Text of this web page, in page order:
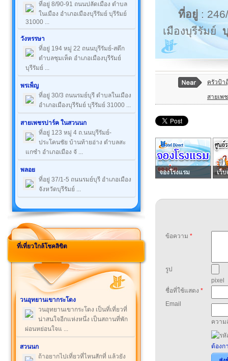
ที่อยู่ 8/90-91 ถนนปลัดเมือง ตำบล
ในเมือง อำเภอเมืองบุรีรัมย์ บุรีรัมย์
31000 ...
วังหรรษา
ที่อยู่ 194 หมู่ 22 ถนนบุรีรัมย์-สตึก
ตำบลชุมเห็ด อำเภอเมืองบุรีรัมย์
บุรีรัมย์ ...
พรเพ็ญ
ที่อยู่ 30/3 ถนนรมย์บุรี ตำบลในเมือง
อำเภอเมืองบุรีรัมย์ บุรีรัมย์ 31000 ...
สายเพชรปาร์ค ในสวนนก
ที่อยู่ 123 หมู่ 4 ถ.นนบุรีรัมย์-
ประโคนชัย บ้านท้ายอ่าง ตำบลสะ
แกซำ อำเภอเมือง จั ...
พลอย
ที่อยู่ 37/1-5 ถนนรมย์บุรี อำเภอเมือง
จังหวัดบุรีรัมย์ ...
ที่เที่ยวใกล้โชคลิขิต
วนอุทยานเขากระโดง
วนอุทยานเขากระโดง เป็นที่เที่ยวที่
น่าสนใจอีกแห่งหนึ่ง เป็นสถานที่พัก
ผ่อนหย่อนใจแ ...
สวนนก
ถ้าอยากไปเที่ยวที่ไหนสักที่ แล้วยัง
ที่อยู่ :
เมืองบุรีรัมย์
ครัวป้า
สายเพ
จองโรงแรม เว็บ
ข้อความ *
รูป
pixel
ชื่อที่ใช้แสดง *
Email
ความ
ต้องก